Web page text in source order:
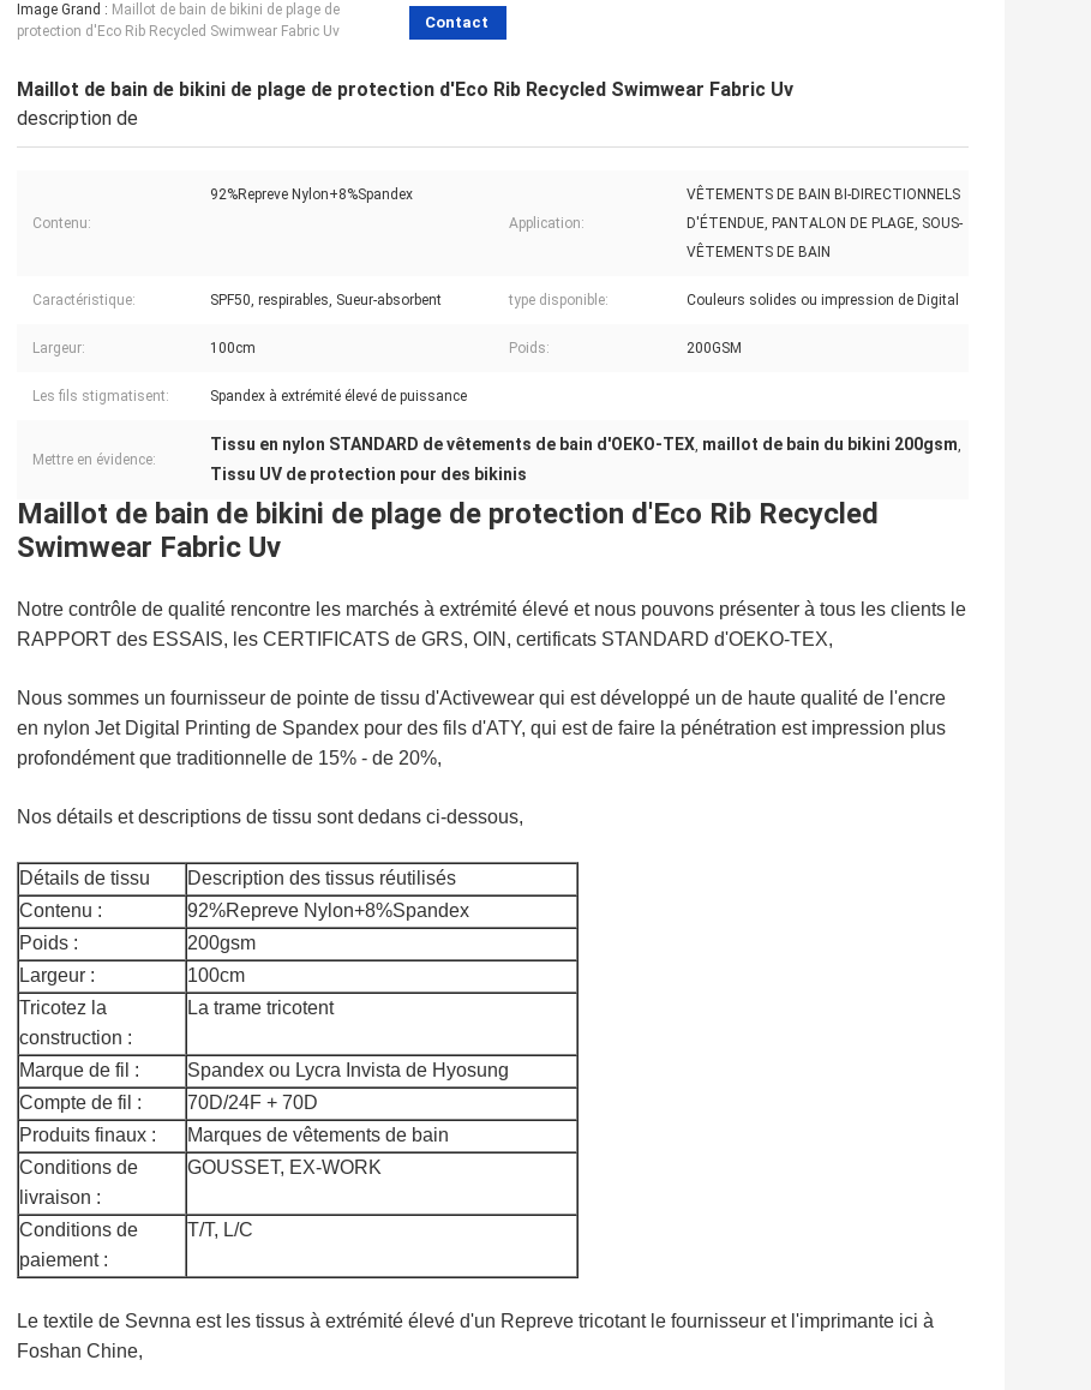
Image Grand : Maillot de bain de bikini de plage de
protection d'Eco Rib Recycled Swimwear Fabric Uv
Contact
Maillot de bain de bikini de plage de protection d'Eco Rib Recycled Swimwear Fabric Uv
description de
Contenu:
92%Repreve Nylon+8%Spandex
Application:
VÊTEMENTS DE BAIN BI-DIRECTIONNELS
D'ÉTENDUE, PANTALON DE PLAGE, SOUS-
VÊTEMENTS DE BAIN
Caractéristique: SPF50, respirables, Sueur-absorbent type disponible: Couleurs solides ou impression de Digital
Largeur: 100cm Poids: 200GSM
Les fils stigmatisent: Spandex à extrémité élevé de puissance
Mettre en évidence:
Tissu en nylon STANDARD de vêtements de bain d'OEKO-TEX, maillot de bain du bikini 200gsm,
Tissu UV de protection pour des bikinis
Maillot de bain de bikini de plage de protection d'Eco Rib Recycled
Swimwear Fabric Uv
Notre contrôle de qualité rencontre les marchés à extrémité élevé et nous pouvons présenter à tous les clients le
RAPPORT des ESSAIS, les CERTIFICATS de GRS, OIN, certificats STANDARD d'OEKO-TEX,
Nous sommes un fournisseur de pointe de tissu d'Activewear qui est développé un de haute qualité de l'encre
en nylon Jet Digital Printing de Spandex pour des fils d'ATY, qui est de faire la pénétration est impression plus
profondément que traditionnelle de 15% - de 20%,
Nos détails et descriptions de tissu sont dedans ci-dessous,
Détails de tissu
Description des tissus réutilisés
Contenu :
92%Repreve Nylon+8%Spandex
Poids :
200gsm
Largeur :
100cm
Tricotez la
construction :
La trame tricotent
Marque de fil :
Spandex ou Lycra Invista de Hyosung
Compte de fil :
70D/24F + 70D
Produits finaux :
Marques de vêtements de bain
Conditions de
livraison :
GOUSSET, EX-WORK
Conditions de
paiement :
T/T, L/C
Le textile de Sevnna est les tissus à extrémité élevé d'un Repreve tricotant le fournisseur et l'imprimante ici à
Foshan Chine,